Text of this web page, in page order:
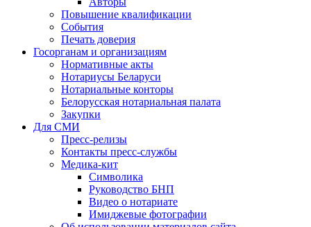
Повышение квалификации
События
Печать доверия
Госорганам и организациям
Нормативные акты
Нотариусы Беларуси
Нотариальные конторы
Белорусская нотариальная палата
Закупки
Для СМИ
Пресс-релизы
Контакты пресс-службы
Медика-кит
Символика
Руководство БНП
Видео о нотариате
Имиджевые фотографии